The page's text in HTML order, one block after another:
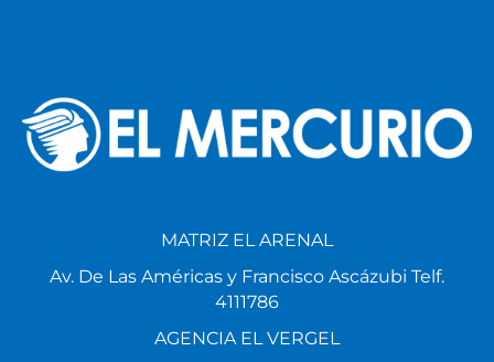
MATRIZ EL ARENAL
Av. De Las Américas y Francisco Ascázubi Telf.
4111786
AGENCIA EL VERGEL